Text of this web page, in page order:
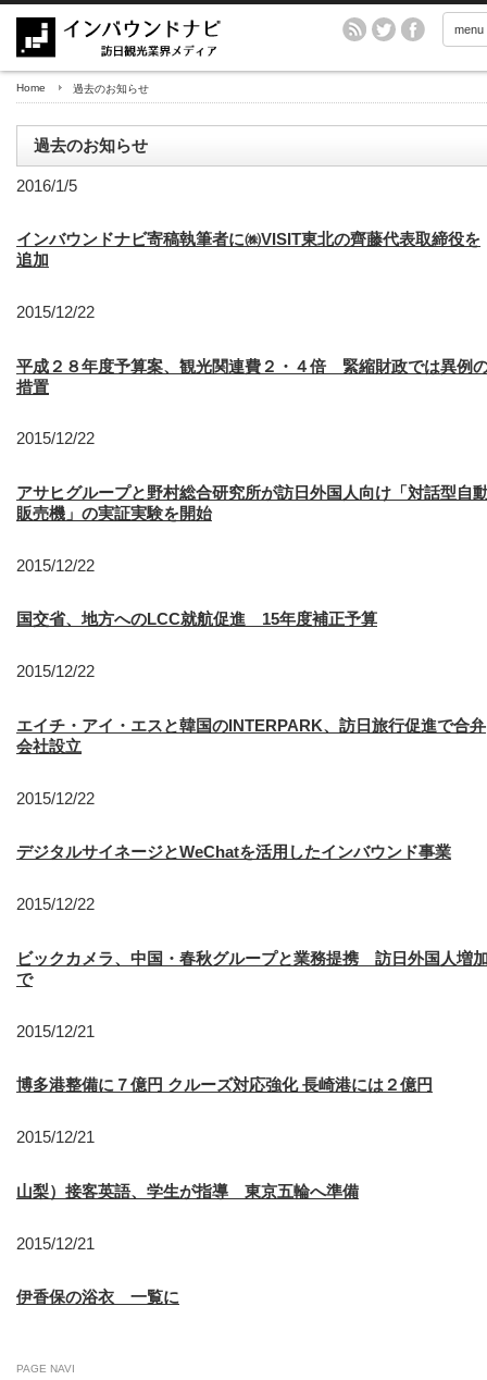
menu
Home 過去のお知らせ
過去のお知らせ
2016/1/5
インバウンドナビ寄稿執筆者に㈱VISIT東北の齊藤代表取締役を
追加
2015/12/22
平成２８年度予算案、観光関連費２・４倍 緊縮財政では異例
措置
2015/12/22
アサヒグループと野村総合研究所が訪日外国人向け「対話型自
販売機」の実証実験を開始
2015/12/22
国交省、地方へのLCC就航促進 15年度補正予算
2015/12/22
エイチ・アイ・エスと韓国のINTERPARK、訪日旅行促進で合弁
会社設立
2015/12/22
デジタルサイネージとWeChatを活用したインバウンド事業
2015/12/22
ビックカメラ、中国・春秋グループと業務提携 訪日外国人増
で
2015/12/21
博多港整備に７億円 クルーズ対応強化 長崎港には２億円
2015/12/21
山梨）接客英語、学生が指導 東京五輪へ準備
2015/12/21
伊香保の浴衣 一覧に
PAGE NAVI